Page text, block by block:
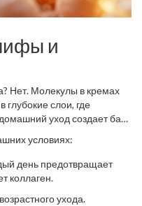
и
Нет. Молекулы в кремах
глубокие слои, где
уход создает базу
условиях:
день предотвращает
коллаген.
ухода.